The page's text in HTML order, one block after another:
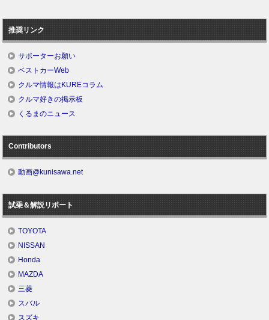
推奨リンク
サポーターお願い
ベストカーWeb
クルマ情報はKUREコラム
クルマ好きの掲示板
くるまのニュース
Contributors
動画@kunisawa.net
試乗＆解説リポート
TOYOTA
NISSAN
Honda
MAZDA
三菱
スバル
スズキ